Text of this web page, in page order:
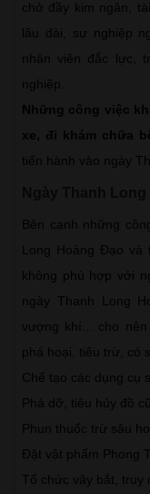
chở đầy kim ngân,
lâu dài, sự nghiệp
nhân viên đắc lực,
nghiệp.
Những công việc
xe, đi khám chữa
tiến hành vào ngày
Bên cạnh những
Long Hoàng Đạo
không phù hợp với
ngày Thanh Long
vượng khí... cho
phá hoại, tiêu trừ, có
Chế tạo các dụng cụ
Phá dỡ, tiêu hủy đồ cũ
Phun thuốc trừ sâu
Đặt vật phẩm Phong
Tổ chức vây bắt, truy